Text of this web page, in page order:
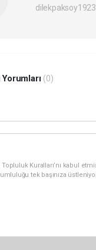
(0)
Kuralları’nı kabul
tek başınıza